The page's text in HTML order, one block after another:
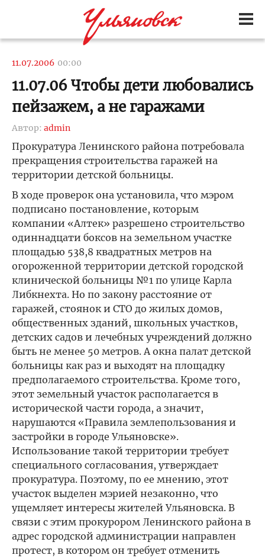
11.07.2006 00:00
11.07.06 Чтобы дети любовались
пейзажем, а не гаражами
Автор: admin
Прокуратура Ленинского района потребовала
прекращения строительства гаражей на
территории детской больницы.
В ходе проверок она установила, что мэром
подписано постановление, которым
компании «Алтек» разрешено строительство
одиннадцати боксов на земельном участке
площадью 538,8 квадратных метров на
огороженной территории детской городской
клинической больницы №1 по улице Карла
Либкнехта. Но по закону расстояние от
гаражей, стоянок и СТО до жилых домов,
общественных зданий, школьных участков,
детских садов и лечебных учреждений должно
быть не менее 50 метров. А окна палат детской
больницы как раз и выходят на площадку
предполагаемого строительства. Кроме того,
этот земельный участок располагается в
исторической части города, а значит,
нарушаются «Правила землепользования и
застройки в городе Ульяновске».
Использование такой территории требует
специального согласования, утверждает
прокуратура. Поэтому, по ее мнению, этот
участок выделен мэрией незаконно, что
ущемляет интересы жителей Ульяновска. В
связи с этим прокурором Ленинского района в
адрес городской администрации направлен
протест, в котором он требует отменить